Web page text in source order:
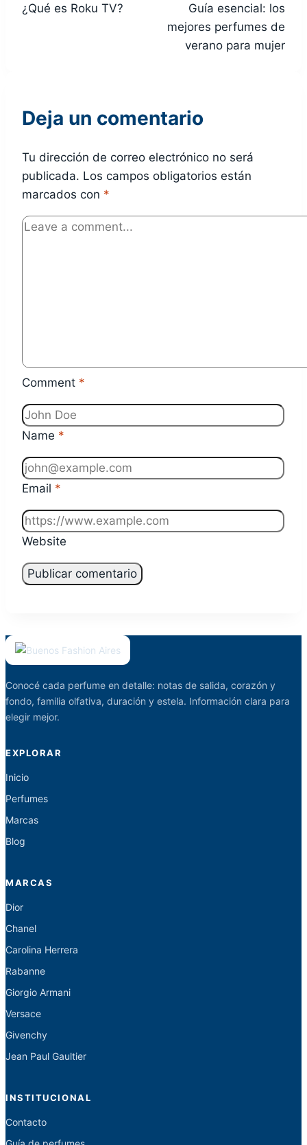
¿Qué es Roku TV?
Guía esencial: los
mejores perfumes de
verano para mujer
Deja un comentario
Tu dirección de correo electrónico no será
publicada. Los campos obligatorios están
marcados con *
Comment *
Name *
Email *
Website
Conocé cada perfume en detalle: notas de salida, corazón y
fondo, familia olfativa, duración y estela. Información clara para
elegir mejor.
EXPLORAR
Inicio
Perfumes
Marcas
Blog
MARCAS
Dior
Chanel
Carolina Herrera
Rabanne
Giorgio Armani
Versace
Givenchy
Jean Paul Gaultier
INSTITUCIONAL
Contacto